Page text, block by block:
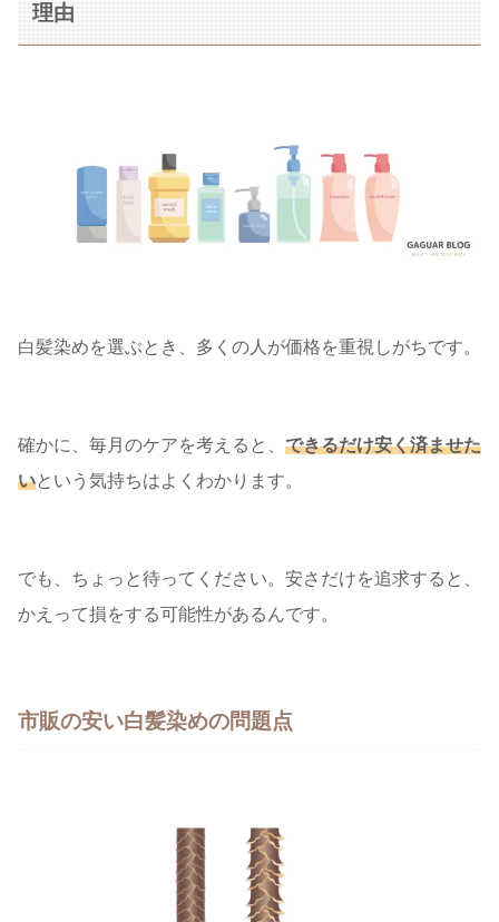
理由
白髪染めを選ぶとき、多くの人が価格を重視しがちです。
確かに、毎月のケアを考えると、 できるだけ安く済ませた
いという気持ちはよくわかります。
でも、ちょっと待ってください。安さだけを追求すると、
かえって損をする可能性があるんです。
市販の安い白髪染めの問題点